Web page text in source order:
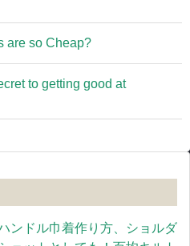
are so Cheap?
to getting good at
ンドル巾着作り方、ショルダ